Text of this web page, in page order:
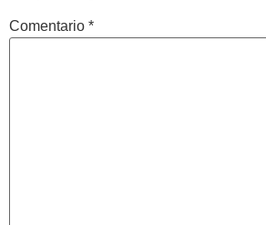
Comentario *